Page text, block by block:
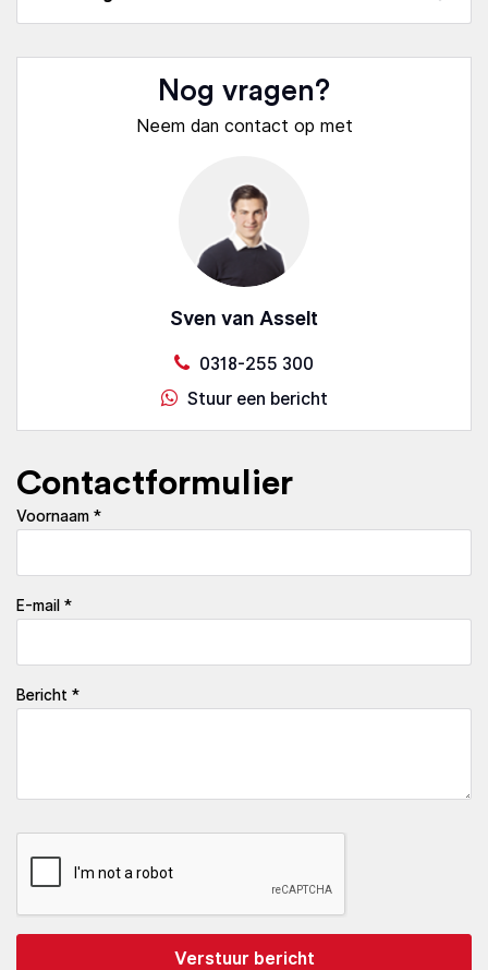
Nog vragen?
Neem dan contact op met
Sven van Asselt
0318-255 300
Stuur een bericht
Contactformulier
Voornaam *
E-mail *
Bericht *
Verstuur bericht